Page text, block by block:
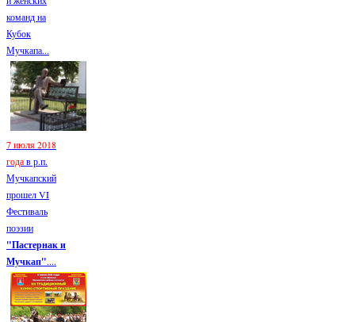
команд на
Кубок
Мучкапа...
7 июля 2018
годав р.п.
Мучкапский
прошел VI
Фестиваль
поэзии
"Пастернак и
Мучкап"....